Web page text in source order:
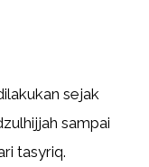
sejak
sampai
tasyriq.